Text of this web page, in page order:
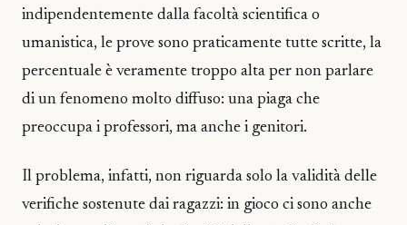
indipendentemente dalla facoltà scientifica o
umanistica, le prove sono praticamente tutte scritte, la
percentuale è veramente troppo alta per non parlare
di un fenomeno molto diffuso: una piaga che
preoccupa i professori, ma anche i genitori.
Il problema, infatti, non riguarda solo la validità delle
verifiche sostenute dai ragazzi: in gioco ci sono anche